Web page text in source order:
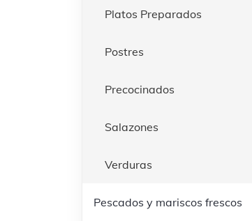
Platos Preparados
Postres
Precocinados
Salazones
Verduras
Pescados y mariscos frescos